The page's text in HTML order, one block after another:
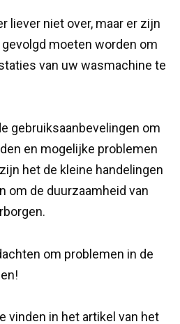
liever niet over, maar er zijn
moeten worden om
van uw wasmachine te
gebruiksaanbevelingen om
en mogelijke problemen
het de kleine handelingen
om de duurzaamheid van
om problemen in de
vinden in het artikel van het